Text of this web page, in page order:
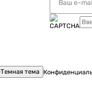
Темная тема